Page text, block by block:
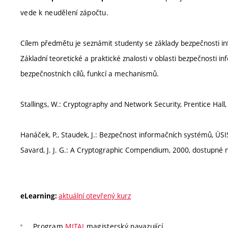
vede k neudělení zápočtu.
Cílem předmětu je seznámit studenty se základy bezpečnosti
Základní teoretické a praktické znalosti v oblasti bezpečnosti
bezpečnostních cílů, funkcí a mechanismů.
Stallings, W.: Cryptography and Network Security, Prentice
Hanáček, P., Staudek, J.: Bezpečnost informačních systémů,
Savard, J. J. G.: A Cryptographic Compendium, 2000, dostupné
eLearning: aktuální otevřený kurz